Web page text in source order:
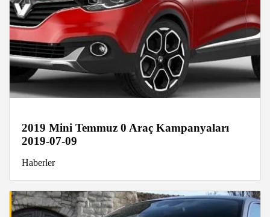
2019 Mini Temmuz 0 Araç Kampanyaları
2019-07-09
Haberler